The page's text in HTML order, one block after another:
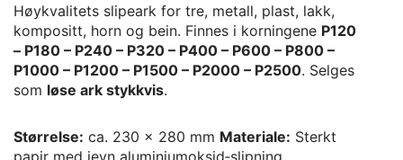
Høykvalitets slipeark for tre, metall, plast, lakk,
kompositt, horn og bein. Finnes i korningene P120
– P180 – P240 – P320 – P400 – P600 – P800 –
P1000 – P1200 – P1500 – P2000 – P2500. Selges
som løse ark stykkvis.
Størrelse: ca. 230 × 280 mm Materiale: Sterkt
papir med jevn aluminiumoksid‑slipning